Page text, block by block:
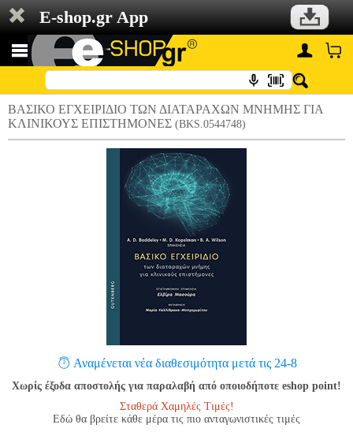
E-shop.gr App
ΒΑΣΙΚΟ ΕΓΧΕΙΡΙΔΙΟ ΤΩΝ ΔΙΑΤΑΡΑΧΩΝ ΜΝΗΜΗΣ ΓΙΑ
ΚΛΙΝΙΚΟΥΣ ΕΠΙΣΤΗΜΟΝΕΣ (BKS.0544748)
Αναμένεται νέα διαθεσιμότητα μετά τις 24-8
Χωρίς έξοδα αποστολής για παραλαβή από οποιοδήποτε eshop point!
Σταθερά Χαμηλές Τιμές!
Εδώ θα βρείτε κάθε μέρα τις πιο ανταγωνιστικές τιμές